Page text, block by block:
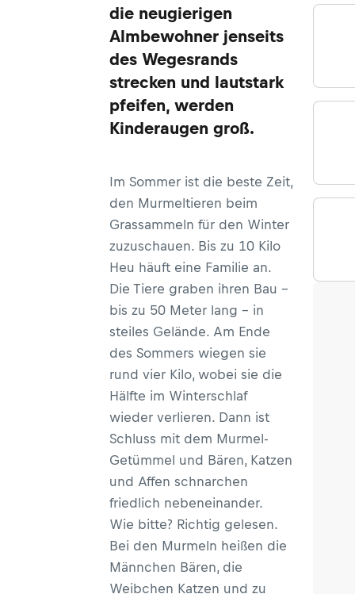
die neugierigen
Almbewohner jenseits
des Wegesrands
strecken und lautstark
pfeifen, werden
Kinderaugen groß.
Im Sommer ist die beste Zeit,
den Murmeltieren beim
Grassammeln für den Winter
zuzuschauen. Bis zu 10 Kilo
Heu häuft eine Familie an.
Die Tiere graben ihren Bau –
bis zu 50 Meter lang – in
steiles Gelände. Am Ende
des Sommers wiegen sie
rund vier Kilo, wobei sie die
Hälfte im Winterschlaf
wieder verlieren. Dann ist
Schluss mit dem Murmel-
Getümmel und Bären, Katzen
und Affen schnarchen
friedlich nebeneinander.
Wie bitte? Richtig gelesen.
Bei den Murmeln heißen die
Männchen Bären, die
Weibchen Katzen und zu